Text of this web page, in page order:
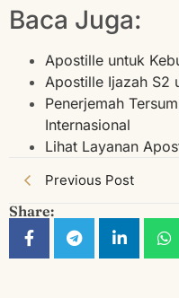
Baca Juga:
Apostille untuk
Apostille Ijazah S2
Penerjemah
Internasional
Lihat Layanan
Previous Post
Share: